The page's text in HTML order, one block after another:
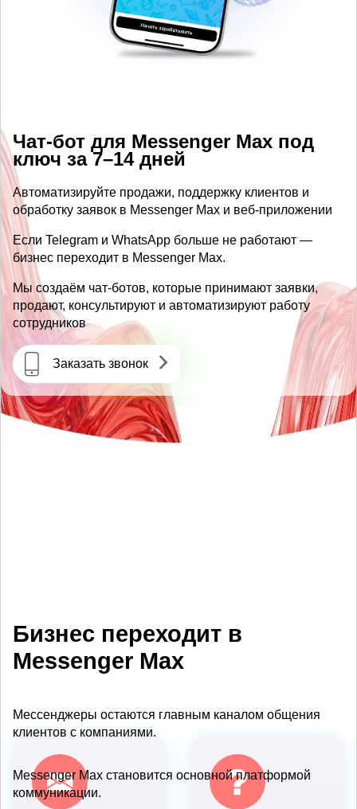
Чат-бот для Messenger Max под
ключ за 7–14 дней
Автоматизируйте продажи, поддержку клиентов и
обработку заявок в Messenger Max и веб-приложении
Если Telegram и WhatsApp больше не работают —
бизнес переходит в Messenger Max.
Мы создаём чат-ботов, которые принимают заявки,
продают, консультируют и автоматизируют работу
сотрудников
Заказать звонок
Бизнес переходит в
Messenger Max
Мессенджеры остаются главным каналом общения
клиентов с компаниями.
Messenger Max становится основной платформой
коммуникации.